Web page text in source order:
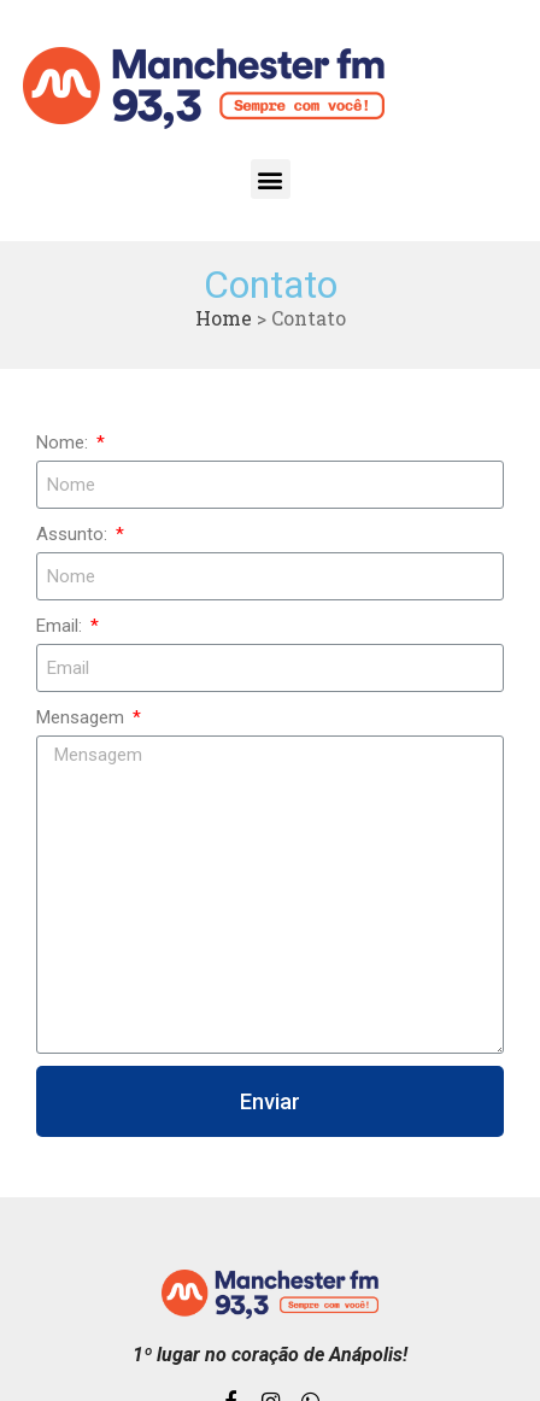
Contato
Home > Contato
Nome:
Assunto:
Email:
Mensagem
Enviar
1º lugar no coração de Anápolis!